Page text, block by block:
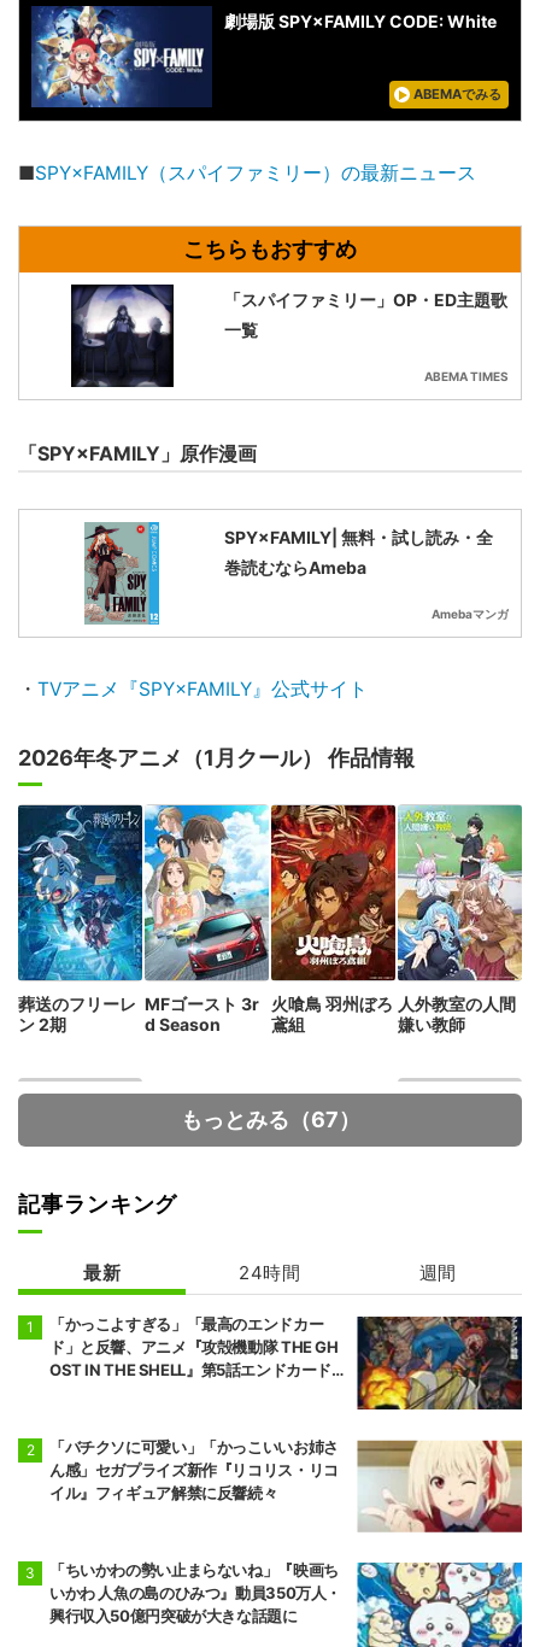
劇場版 SPY×FAMILY CODE: White
ABEMAでみる
■SPY×FAMILY（スパイファミリー）の最新ニュース
「スパイファミリー」OP・ED主題歌
一覧
ABEMA TIMES
「SPY×FAMILY」原作漫画
SPY×FAMILY| 無料・試し読み・全
巻読むならAmeba
Amebaマンガ
・ TVアニメ『SPY×FAMILY』公式サイト
2026年冬アニメ（1月クール） 作品情報
葬送のフリーレ
ン 2期
MFゴースト 3r
d Season
火喰鳥 羽州ぼろ
鳶組
人外教室の人間
嫌い教師
死亡遊戯で飯を
食う。
【推しの子】 3
期
もっとみる（67）
記事ランキング
最新 24時間 週間
「かっこよすぎる」「最高のエンドカー
ド」と反響、アニメ『攻殻機動隊 THE GH
OST IN THE SHELL』第5話エンドカード公
「バチクソに可愛い」「かっこいいお姉さ
ん感」セガプライズ新作『リコリス・リコ
イル』フィギュア解禁に反響続々
「ちいかわの勢い止まらないね」『映画ち
いかわ 人魚の島のひみつ』動員350万人・
興行収入50億円突破が大きな話題に